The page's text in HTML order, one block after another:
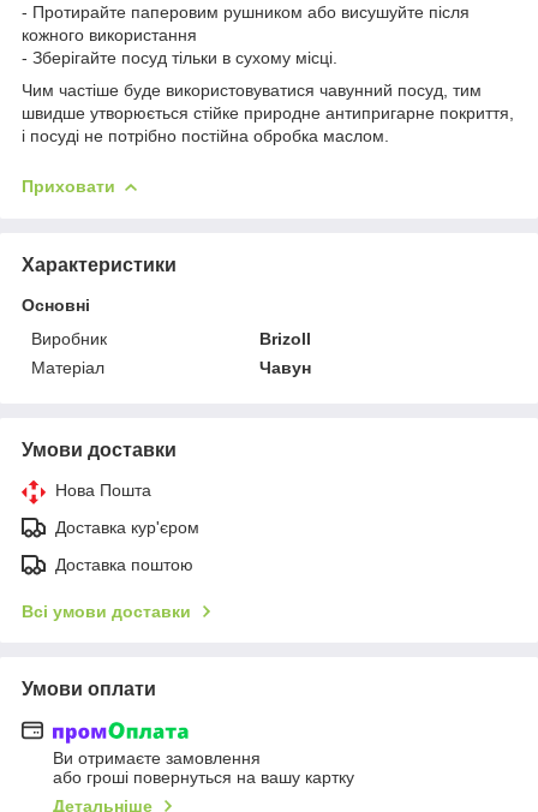
- Протирайте паперовим рушником або висушуйте після
кожного використання
- Зберігайте посуд тільки в сухому місці.
Чим частіше буде використовуватися чавунний посуд, тим
швидше утворюється стійке природне антипригарне покриття,
і посуді не потрібно постійна обробка маслом.
Приховати
Характеристики
Основні
Виробник
Brizoll
Матеріал
Чавун
Умови доставки
Нова Пошта
Доставка кур'єром
Доставка поштою
Всі умови доставки
Умови оплати
Ви отримаєте замовлення
або гроші повернуться на вашу картку
Детальніше